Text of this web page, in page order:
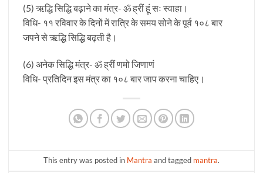
(5) ऋद्धि सिद्धि बढ़ाने का मंत्र- ॐ ह्रीं हूं सः स्वाहा।
विधि- ११ रविवार के दिनों में रात्रि के समय सोने के पूर्व १०८ बार
जपने से ऋद्धि सिद्धि बढ़ती है।
(6) अनेक सिद्धि मंत्र- ॐ ह्रीं णमो जिणाणं
विधि- प्रतिदिन इस मंत्र का १०८ बार जाप करना चाहिए।
This entry was posted in Mantra and tagged mantra.